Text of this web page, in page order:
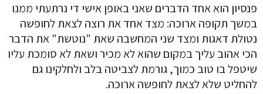
פנסיון הוא אחד הדברים שאני באופן אישי די נרתעתי ממנו
במשך תקופה ארוכה: מצד אחד את רוצה לצאת לחופשה
נטולת דאגות ומצד שני המחשבה שאת "נוטשת" את הדבר
הכי אהוב עליך במקום שהוא לא מכיר ושאת לא סומכת עליו
שיטפל בו טוב כמוך, גורמת לצביטה בלב ולחלקינו גם
להחליט שלא לצאת לחופשה ארוכה.